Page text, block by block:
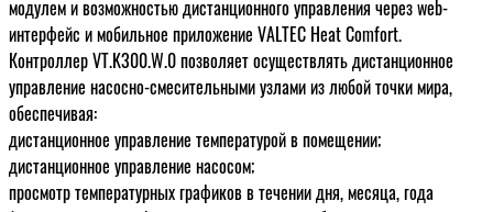
модулем и возможностью дистанционного управления через web-
интерфейс и мобильное приложение VALTEC Heat Comfort.
Контроллер VT.K300.W.0 позволяет осуществлять дистанционное
управление насосно-смесительными узлами из любой точки мира,
обеспечивая:
дистанционное управление температурой в помещении;
дистанционное управление насосом;
просмотр температурных графиков в течении дня, месяца, года